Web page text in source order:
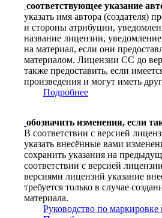
соответствующее указание
указать имя автора (создателя)
и стороны атрибуции,
название лицензии,
на материал, если они
материалом. Лицензии CC до
также предоставить, если
произведения и могут иметь
Подробнее
обозначить изменения, если
В соответствии с версией
указать внесённые вами
сохранить указания на
соответствии с версией
версиями лицензий указание
требуется только в случае
материала.
Руководство по маркировке